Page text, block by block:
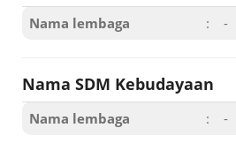
Nama lembaga : -
Nama SDM Kebudayaan
Nama lembaga : -